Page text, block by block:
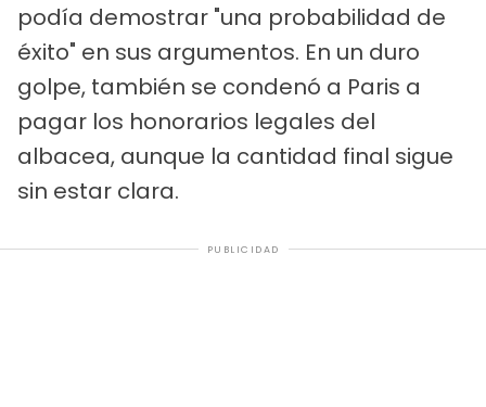
podía demostrar "una probabilidad de
éxito" en sus argumentos. En un duro
golpe, también se condenó a Paris a
pagar los honorarios legales del
albacea, aunque la cantidad final sigue
sin estar clara.
PUBLICIDAD